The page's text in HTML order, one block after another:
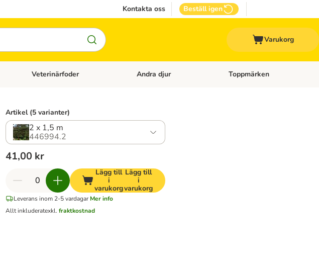
Kontakta oss Beställ igen
Varukorg
Open category menu: Kattillbehör
Veterinärfoder Open category menu: Veterinärfoder
Andra djur Open category menu: Andra
Toppmärken
Artikel (5 varianter)
2 x 1,5 m
446994.2
41,00 kr
Lägg till
i
varukorg
Lägg till
i
varukorg
Leverans inom 2-5 vardagar Mer info
Allt inkluderatexkl.fraktkostnad